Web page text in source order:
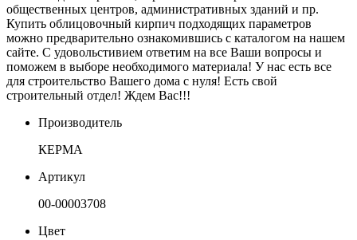
общественных центров, административных зданий и пр.
Купить облицовочный кирпич подходящих параметров
можно предварительно ознакомившись с каталогом на нашем
сайте. С удовольстивием ответим на все Ваши вопросы и
поможем в выборе необходимого материала! У нас есть все
для строительство Вашего дома с нуля! Есть свой
строительный отдел! Ждем Вас!!!
Производитель
КЕРМА
Артикул
00-00003708
Цвет